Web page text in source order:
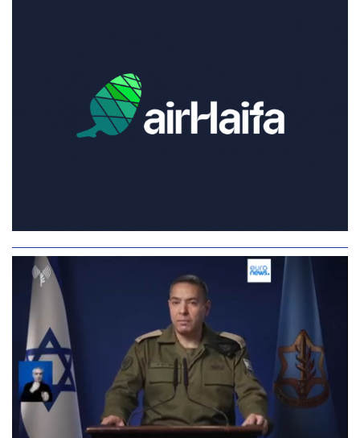
Следующее видео через 5 Отмена